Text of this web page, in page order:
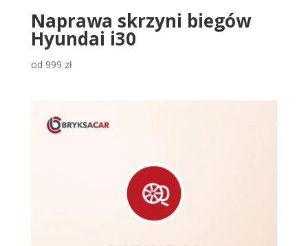
Naprawa skrzyni biegów
Hyundai i30
od 999 zł